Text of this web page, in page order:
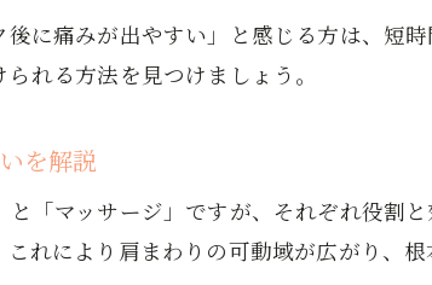
ストレッチの工夫で無理なく続
後に痛みが出やすい」と感じる方は、短
れる方法を見つけましょう。
を解説
「マッサージ」ですが、それぞれ役割
れにより肩まわりの可動域が広がり、根